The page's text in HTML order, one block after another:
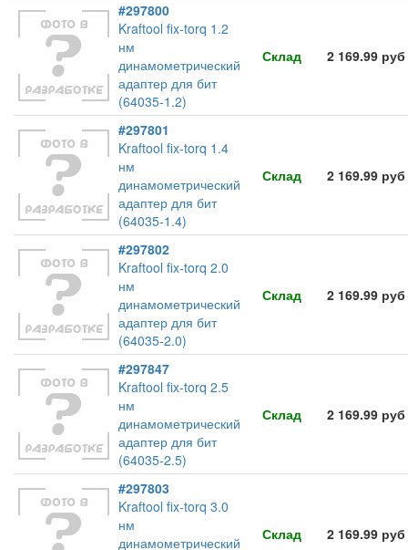
#297800
Kraftool fix-torq 1.2
нм
динамометрический
адаптер для бит
(64035-1.2)
Склад 2 169.99 руб
#297801
Kraftool fix-torq 1.4
нм
динамометрический
адаптер для бит
(64035-1.4)
Склад 2 169.99 руб
#297802
Kraftool fix-torq 2.0
нм
динамометрический
адаптер для бит
(64035-2.0)
Склад 2 169.99 руб
#297847
Kraftool fix-torq 2.5
нм
динамометрический
адаптер для бит
(64035-2.5)
Склад 2 169.99 руб
#297803
Kraftool fix-torq 3.0
нм
динамометрический
Склад 2 169.99 руб